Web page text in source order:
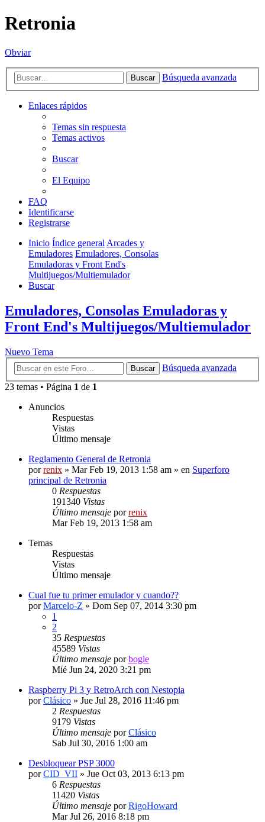
Retronia
Obviar
Buscar Búsqueda avanzada
Enlaces rápidos
Temas sin respuesta
Temas activos
Buscar
El Equipo
FAQ
Identificarse
Registrarse
Inicio Índice generalArcades y
Emuladores Emuladores, Consolas
Emuladoras y Front End's
Multijuegos/Multiemulador
Buscar
Emuladores, Consolas Emuladoras y
Front End's Multijuegos/Multiemulador
Nuevo Tema
Buscar
Búsqueda avanzada
23 temas • Página 1 de 1
Anuncios
Respuestas
Vistas
Último mensaje
Reglamento General de Retronia
porrenix » Mar Feb 19, 2013 1:58 am » en Superforo
principal de Retronia
0 Respuestas
191340 Vistas
Último mensaje porrenix
Mar Feb 19, 2013 1:58 am
Temas
Respuestas
Vistas
Último mensaje
Cual fue tu primer emulador y cuando??
porMarcelo-Z » Dom Sep 07, 2014 3:30 pm
1
2
35 Respuestas
45589 Vistas
Último mensaje porbogle
Mié Jun 24, 2020 3:21 pm
Raspberry Pi 3 y RetroArch con Nestopia
porClásico » Jue Jul 28, 2016 11:46 pm
2 Respuestas
9179 Vistas
Último mensaje porClásico
Sab Jul 30, 2016 1:00 am
Desbloquear PSP 3000
porCID_VII » Jue Oct 03, 2013 6:13 pm
6 Respuestas
11420 Vistas
Último mensaje porRigoHoward
Mar Jul 26, 2016 8:18 pm